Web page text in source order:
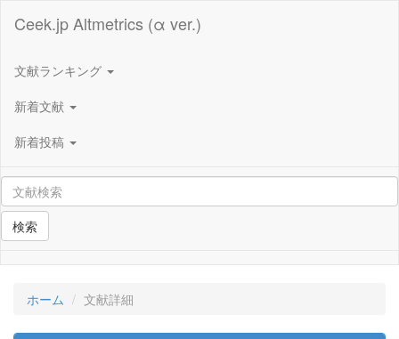
Ceek.jp Altmetrics (α ver.)
文献ランキング
新着文献
新着投稿
検索
ホーム 文献詳細